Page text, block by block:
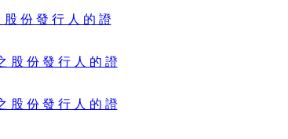
股 份 發 行 人 的 證
股 份 發 行 人 的 證
股 份 發 行 人 的 證